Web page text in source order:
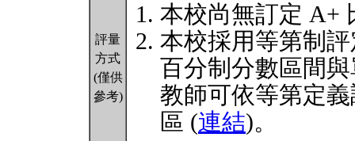
評量
方式
(僅供
參考)
本校尚無訂定 A+
本校採用等第制
百分制分數區間
教師可依等第定
區 (連結)。